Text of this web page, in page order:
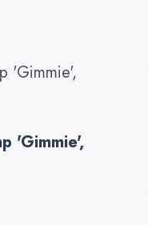
'Gimmie',